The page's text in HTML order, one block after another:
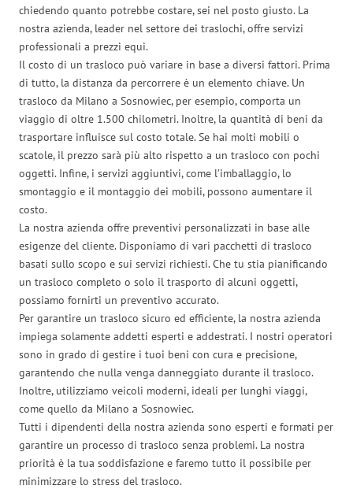
chiedendo quanto potrebbe costare, sei nel posto giusto. La
nostra azienda, leader nel settore dei traslochi, offre servizi
professionali a prezzi equi.
Il costo di un trasloco può variare in base a diversi fattori. Prima
di tutto, la distanza da percorrere è un elemento chiave. Un
trasloco da Milano a Sosnowiec, per esempio, comporta un
viaggio di oltre 1.500 chilometri. Inoltre, la quantità di beni da
trasportare influisce sul costo totale. Se hai molti mobili o
scatole, il prezzo sarà più alto rispetto a un trasloco con pochi
oggetti. Infine, i servizi aggiuntivi, come l’imballaggio, lo
smontaggio e il montaggio dei mobili, possono aumentare il
costo.
La nostra azienda offre preventivi personalizzati in base alle
esigenze del cliente. Disponiamo di vari pacchetti di trasloco
basati sullo scopo e sui servizi richiesti. Che tu stia pianificando
un trasloco completo o solo il trasporto di alcuni oggetti,
possiamo fornirti un preventivo accurato.
Per garantire un trasloco sicuro ed efficiente, la nostra azienda
impiega solamente addetti esperti e addestrati. I nostri operatori
sono in grado di gestire i tuoi beni con cura e precisione,
garantendo che nulla venga danneggiato durante il trasloco.
Inoltre, utilizziamo veicoli moderni, ideali per lunghi viaggi,
come quello da Milano a Sosnowiec.
Tutti i dipendenti della nostra azienda sono esperti e formati per
garantire un processo di trasloco senza problemi. La nostra
priorità è la tua soddisfazione e faremo tutto il possibile per
minimizzare lo stress del trasloco.